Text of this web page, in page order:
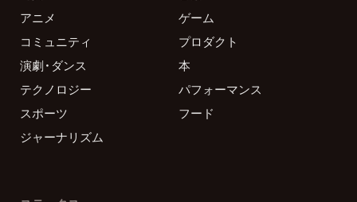
アニメ
ゲーム
コミュニティ
プロダクト
演劇・ダンス
本
テクノロジー
パフォーマンス
スポーツ
フード
ジャーナリズム